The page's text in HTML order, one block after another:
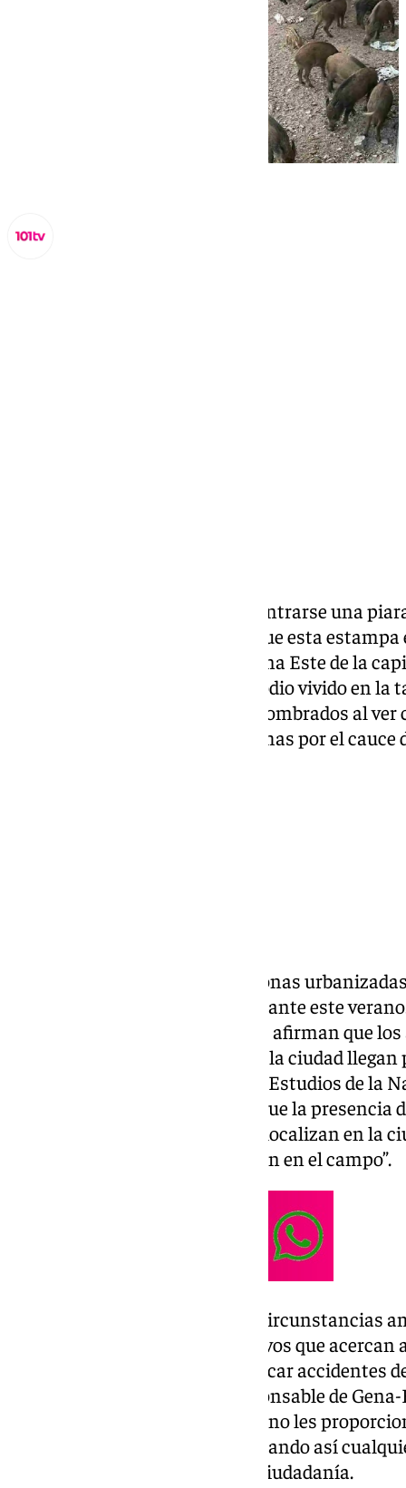
Podría resultar paradójico encontrarse una
por la ciudad, pero lo cierto es que esta
Málaga, especialmente en la zona Este de la
Jardín. Prueba de ello es el episodio vivido en
de viandantes que quedaron asombrados al
mamíferos paseaban a sus anchas por el
El acercamiento de jabalíes a zonas
es la primera vez que ocurre durante este
medioambientales consultados afirman que
presencia de estos animales en la ciudad
Yus, presidente del Gabinete de Estudios de la
Ecologistas en Acción) detalla que la presencia
pobladas podría deberse a que “localizan en la
alimentación que no encuentran en el campo”.
Asimismo, Yus estima que las circunstancias
sequía, son algunos de los motivos que
existe un mayor riesgo de provocar accidentes
beber. Ante estos casos, el responsable de
importante que los ciudadanos no les
dentro de los contenedores, evitando así
animales como para la propia ciudadanía.